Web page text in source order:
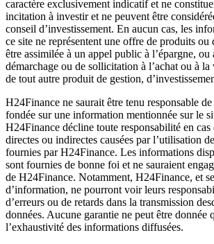
caractère exclusivement indicatif et ne
incitation à investir et ne peuvent être
conseil d’investissement. En aucun cas, les
ce site ne représentent une offre de produits ou
être assimilée à un appel public à l’épargne,
démarchage ou de sollicitation à l’achat ou à
de tout autre produit de gestion,
H24Finance ne saurait être tenu responsable
fondée sur une information mentionnée sur le
H24Finance décline toute responsabilité en cas
directes ou indirectes causées par l’utilisation
fournies par H24Finance. Les informations
sont fournies de bonne foi et ne sauraient
de H24Finance. Notamment, H24Finance, et
d’information, ne pourront voir leurs
d’erreurs ou de retards dans la transmission
données. Aucune garantie ne peut être donnée
l’exhaustivité des informations diffusées.